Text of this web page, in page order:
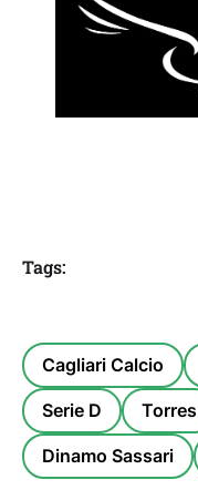
Tags:
Cagliari Calcio
Serie D Torres
Dinamo Sassari